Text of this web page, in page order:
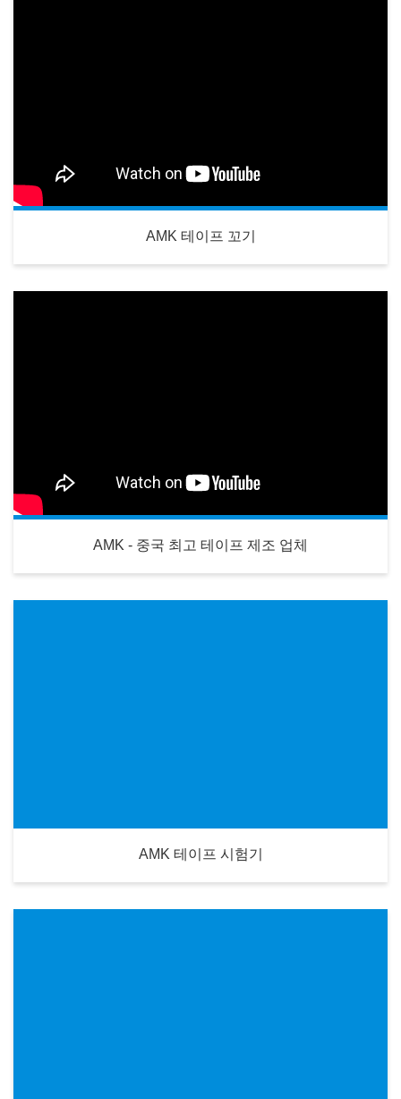
AMK 테이프 꼬기
AMK - 중국 최고 테이프 제조 업체
AMK 테이프 시험기